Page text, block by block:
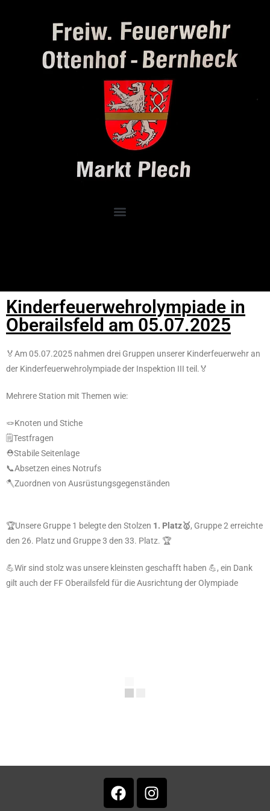
Kinderfeuerwehrolympiade in
Oberailsfeld am 05.07.2025
🏅Am 05.07.2025 nahmen drei Gruppen unserer Kinderfeuerwehr an
der Kinderfeuerwehrolympiade der Inspektion III teil.🏅
Mehrere Station mit Themen wie:
🪢Knoten und Stiche
🗒️Testfragen
⛑️Stabile Seitenlage
📞Absetzen eines Notrufs
🪓Zuordnen von Ausrüstungsgegenständen
🏆Unsere Gruppe 1 belegte den Stolzen 1. Platz🥇, Gruppe 2 erreichte
den 26. Platz und Gruppe 3 den 33. Platz. 🏆
💪Wir sind stolz was unsere kleinsten geschafft haben 💪, ein Dank
gilt auch der FF Oberailsfeld für die Ausrichtung der Olympiade